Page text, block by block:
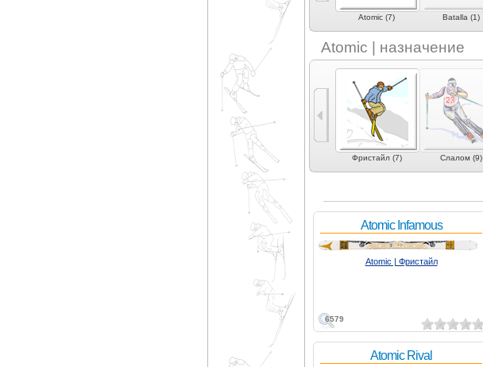
Armada (7) Atomic (7) Batalla (1)
Atomic | назначение
Экспертный карвинг
Фрирайд (11) Фристайл (7) Слалом (9)
6579
Atomic Infamous
Atomic | Фристайл
Atomic Rival